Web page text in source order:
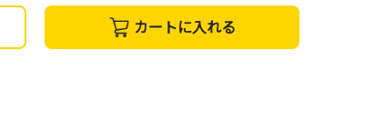
カートに入れる